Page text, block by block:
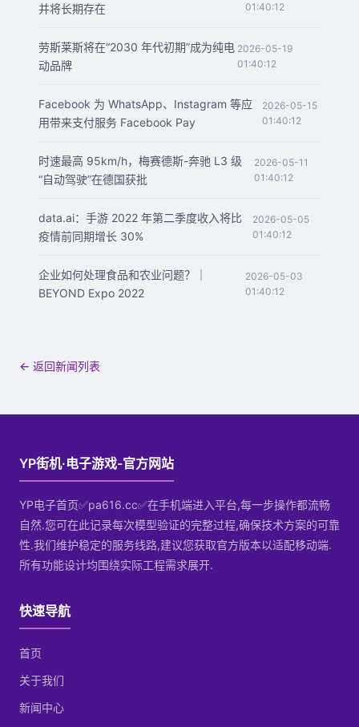
并将长期存在
01:40:12
劳斯莱斯将在“2030 年代初期”成为纯电
动品牌
2026-05-19
01:40:12
Facebook 为 WhatsApp、Instagram 等应
用带来支付服务 Facebook Pay
2026-05-15
01:40:12
时速最高 95km/h，梅赛德斯-奔驰 L3 级
“自动驾驶”在德国获批
2026-05-11
01:40:12
data.ai：手游 2022 年第二季度收入将比
疫情前同期增长 30%
2026-05-05
01:40:12
企业如何处理食品和农业问题？｜
BEYOND Expo 2022
2026-05-03
01:40:12
← 返回新闻列表
YP街机·电子游戏-官方网站
YP电子首页✅pa616.cc✅在手机端进入平台,每一步操作都流畅
自然.您可在此记录每次模型验证的完整过程,确保技术方案的可靠
性.我们维护稳定的服务线路,建议您获取官方版本以适配移动端.
所有功能设计均围绕实际工程需求展开.
快速导航
首页
关于我们
新闻中心